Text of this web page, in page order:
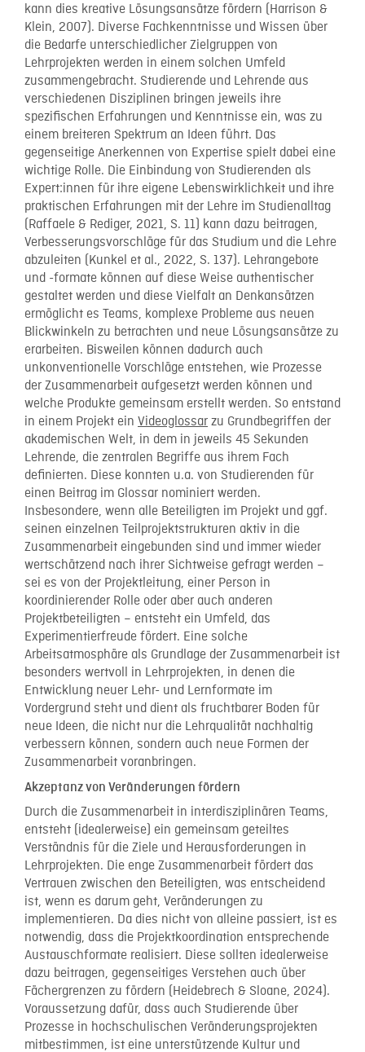
kann dies kreative Lösungsansätze fördern (Harrison &
Klein, 2007). Diverse Fachkenntnisse und Wissen über
die Bedarfe unterschiedlicher Zielgruppen von
Lehrprojekten werden in einem solchen Umfeld
zusammengebracht. Studierende und Lehrende aus
verschiedenen Disziplinen bringen jeweils ihre
spezifischen Erfahrungen und Kenntnisse ein, was zu
einem breiteren Spektrum an Ideen führt. Das
gegenseitige Anerkennen von Expertise spielt dabei eine
wichtige Rolle. Die Einbindung von Studierenden als
Expert:innen für ihre eigene Lebenswirklichkeit und ihre
praktischen Erfahrungen mit der Lehre im Studienalltag
(Raffaele & Rediger, 2021, S. 11) kann dazu beitragen,
Verbesserungsvorschläge für das Studium und die Lehre
abzuleiten (Kunkel et al., 2022, S. 137). Lehrangebote
und -formate können auf diese Weise authentischer
gestaltet werden und diese Vielfalt an Denkansätzen
ermöglicht es Teams, komplexe Probleme aus neuen
Blickwinkeln zu betrachten und neue Lösungsansätze zu
erarbeiten. Bisweilen können dadurch auch
unkonventionelle Vorschläge entstehen, wie Prozesse
der Zusammenarbeit aufgesetzt werden können und
welche Produkte gemeinsam erstellt werden. So entstand
in einem Projekt ein Videoglossar zu Grundbegriffen der
akademischen Welt, in dem in jeweils 45 Sekunden
Lehrende, die zentralen Begriffe aus ihrem Fach
definierten. Diese konnten u.a. von Studierenden für
einen Beitrag im Glossar nominiert werden.
Insbesondere, wenn alle Beteiligten im Projekt und ggf.
seinen einzelnen Teilprojektstrukturen aktiv in die
Zusammenarbeit eingebunden sind und immer wieder
wertschätzend nach ihrer Sichtweise gefragt werden –
sei es von der Projektleitung, einer Person in
koordinierender Rolle oder aber auch anderen
Projektbeteiligten – entsteht ein Umfeld, das
Experimentierfreude fördert. Eine solche
Arbeitsatmosphäre als Grundlage der Zusammenarbeit ist
besonders wertvoll in Lehrprojekten, in denen die
Entwicklung neuer Lehr- und Lernformate im
Vordergrund steht und dient als fruchtbarer Boden für
neue Ideen, die nicht nur die Lehrqualität nachhaltig
verbessern können, sondern auch neue Formen der
Zusammenarbeit voranbringen.
Akzeptanz von Veränderungen fördern
Durch die Zusammenarbeit in interdisziplinären Teams,
entsteht (idealerweise) ein gemeinsam geteiltes
Verständnis für die Ziele und Herausforderungen in
Lehrprojekten. Die enge Zusammenarbeit fördert das
Vertrauen zwischen den Beteiligten, was entscheidend
ist, wenn es darum geht, Veränderungen zu
implementieren. Da dies nicht von alleine passiert, ist es
notwendig, dass die Projektkoordination entsprechende
Austauschformate realisiert. Diese sollten idealerweise
dazu beitragen, gegenseitiges Verstehen auch über
Fächergrenzen zu fördern (Heidebrech & Sloane, 2024).
Voraussetzung dafür, dass auch Studierende über
Prozesse in hochschulischen Veränderungsprojekten
mitbestimmen, ist eine unterstützende Kultur und